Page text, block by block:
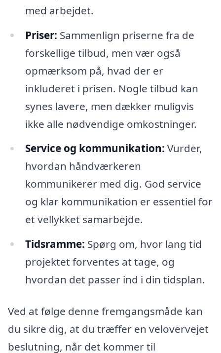
med arbejdet.
Priser: Sammenlign priserne fra de
forskellige tilbud, men vær også
opmærksom på, hvad der er
inkluderet i prisen. Nogle tilbud kan
synes lavere, men dækker muligvis
ikke alle nødvendige omkostninger.
Service og kommunikation: Vurder,
hvordan håndværkeren
kommunikerer med dig. God service
og klar kommunikation er essentiel for
et vellykket samarbejde.
Tidsramme: Spørg om, hvor lang tid
projektet forventes at tage, og
hvordan det passer ind i din tidsplan.
Ved at følge denne fremgangsmåde kan
du sikre dig, at du træffer en velovervejet
beslutning, når det kommer til